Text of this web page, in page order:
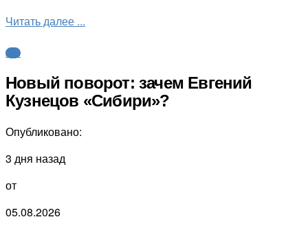
Читать далее ...
КХЛ
Новый поворот: зачем Евгений
Кузнецов «Сибири»?
Опубликовано:
3 дня назад
от
05.08.2026